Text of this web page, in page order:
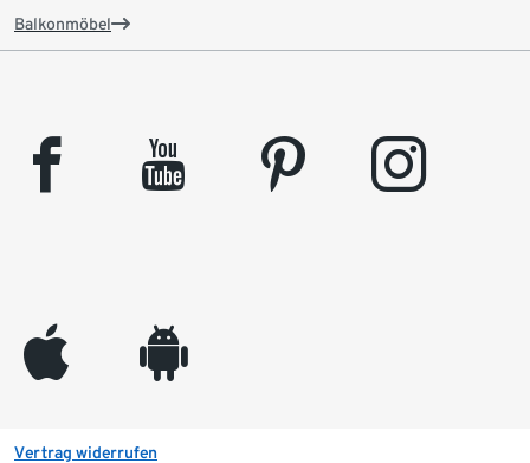
Balkonmöbel
facebook youtube pinterest instagram
appleinc android
Vertrag widerrufen